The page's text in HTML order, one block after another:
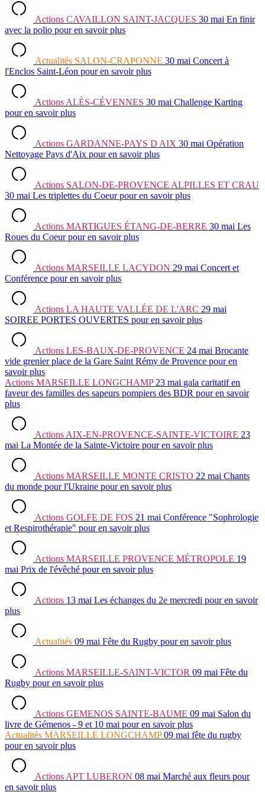
Actions CAVAILLON SAINT-JACQUES 30 mai En finir
avec la polio pour en savoir plus
Actualités SALON-CRAPONNE 30 mai Concert à
l'Enclos Saint-Léon pour en savoir plus
Actions ALÈS-CÉVENNES 30 mai Challenge Karting
pour en savoir plus
Actions GARDANNE-PAYS D AIX 30 mai Opération
Nettoyage Pays d'Aix pour en savoir plus
Actions SALON-DE-PROVENCE ALPILLES ET CRAU
30 mai Les triplettes du Coeur pour en savoir plus
Actions MARTIGUES ÉTANG-DE-BERRE 30 mai Les
Roues du Coeur pour en savoir plus
Actions MARSEILLE LACYDON 29 mai Concert et
Conférence pour en savoir plus
Actions LA HAUTE VALLÉE DE L'ARC 29 mai
SOIREE PORTES OUVERTES pour en savoir plus
Actions LES-BAUX-DE-PROVENCE 24 mai Brocante
vide grenier place de la Gare Saint Rémy de Provence pour en
savoir plus
Actions MARSEILLE LONGCHAMP 23 mai gala caritatif en
faveur des familles des sapeurs pompiers des BDR pour en savoir
plus
Actions AIX-EN-PROVENCE-SAINTE-VICTOIRE 23
mai La Montée de la Sainte-Victoire pour en savoir plus
Actions MARSEILLE MONTE CRISTO 22 mai Chants
du monde pour l'Ukraine pour en savoir plus
Actions GOLFE DE FOS 21 mai Conférence "Sophrologie
et Respirothérapie" pour en savoir plus
Actions MARSEILLE PROVENCE MÉTROPOLE 19
mai Prix de l'évêché pour en savoir plus
Actions 13 mai Les échanges du 2e mercredi pour en savoir
plus
Actualités 09 mai Fête du Rugby pour en savoir plus
Actions MARSEILLE-SAINT-VICTOR 09 mai Fête du
Rugby pour en savoir plus
Actions GEMENOS SAINTE-BAUME 09 mai Salon du
livre de Gémenos - 9 et 10 mai pour en savoir plus
Actualités MARSEILLE LONGCHAMP 09 mai fête du rugby
pour en savoir plus
Actions APT LUBERON 08 mai Marché aux fleurs pour
en savoir plus